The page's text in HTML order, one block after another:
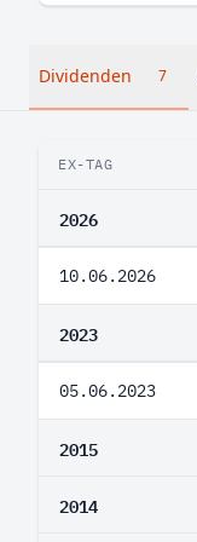
Dividenden 7
EX-TAG
2026
10.06.2026
2023
05.06.2023
2015
2014